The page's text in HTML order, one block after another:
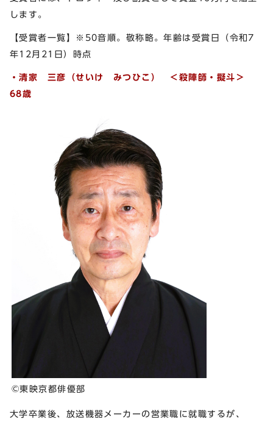
します。
【受賞者一覧】※50音順。敬称略。年齢は受賞日（令和7
年12月21日）時点
・清家 三彦（せいけ みつひこ） ＜殺陣師・擬斗＞
68歳
©東映京都俳優部
大学卒業後、放送機器メーカーの営業職に就職するが、